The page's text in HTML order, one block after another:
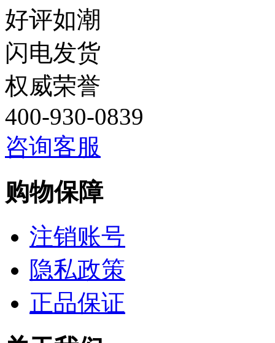
好评如潮
闪电发货
权威荣誉
400-930-0839
咨询客服
购物保障
注销账号
隐私政策
正品保证